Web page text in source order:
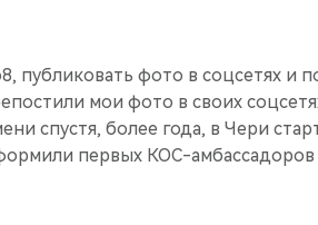
публиковать фото в соцсетях и
мои фото в своих
спустя, более года, в Чери
первых КОС-амбассадоров